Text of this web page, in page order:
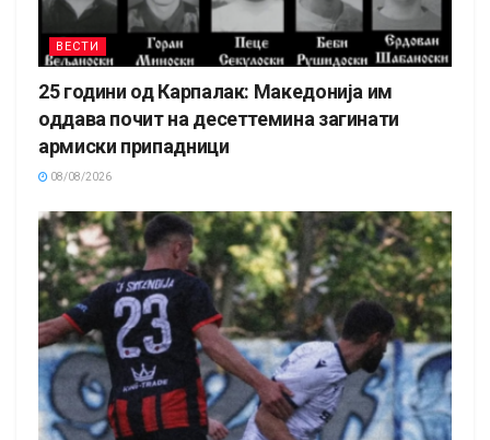
ВЕСТИ
25 години од Карпалак: Македонија им
оддава почит на десеттемина загинати
армиски припадници
08/08/2026